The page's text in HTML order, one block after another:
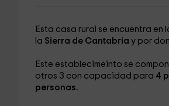
Esta casa rural se encuentra en
la Sierra de Cantabria y por
Este establecimeinto se
otros 3 con capacidad para 4
personas.